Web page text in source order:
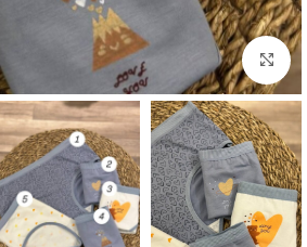
بزرگنمایی تصویر